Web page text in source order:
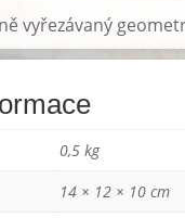
vyřezávaný
0,5 kg
14 × 12 × 10 cm